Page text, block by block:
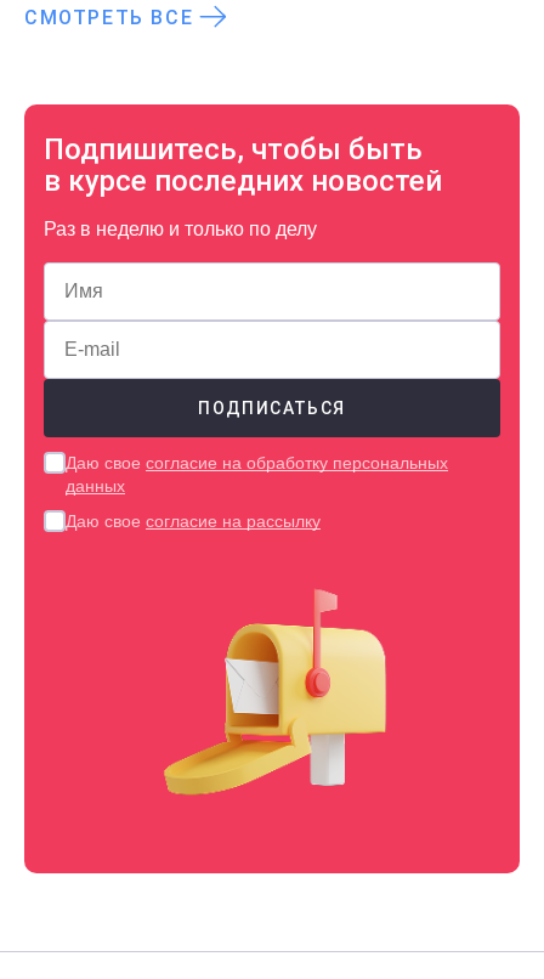
СМОТРЕТЬ ВСЕ
Подпишитесь, чтобы быть
в курсе последних новостей
Раз в неделю и только по делу
Даю свое согласие на обработку персональных
данных
Даю свое согласие на рассылку